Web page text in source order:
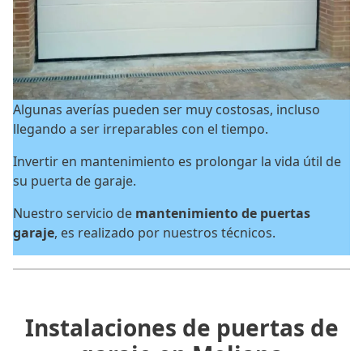
Algunas averías pueden ser muy costosas, incluso
llegando a ser irreparables con el tiempo.
Invertir en mantenimiento es prolongar la vida útil de
su puerta de garaje.
Nuestro servicio de mantenimiento de puertas
garaje, es realizado por nuestros técnicos.
Instalaciones de puertas de